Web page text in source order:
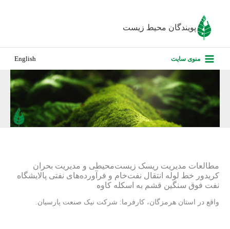
پویندگان محیط زیست
منوی سایت English
مطالعات مدیریت ریسک زیست‌محیطی و مدیریت بحران
کریدور خط لوله انتقال نفت‌خام و فرآورده‌‏های نفتی پالایشگاه
نفت فوق سنگین قشم به اسکله کاوه
واقع در استان هرمزگان، کارفرما: شرکت نیک صنعت پارسیان.
درباره ما
پروژه‌های
تماس با ما